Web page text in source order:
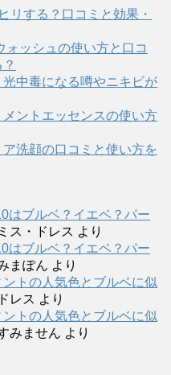
リする？口コミと効果・
ォッシュの使い方と口コ
中毒になる噂やニキビが
ントエッセンスの使い方
洗顔の口コミと使い方を
はブルベ？イエベ？パー
ミス・ドレス より
はブルベ？イエベ？パー
まぽん より
トの人気色とブルベに似
レス より
トの人気色とブルベに似
みません より